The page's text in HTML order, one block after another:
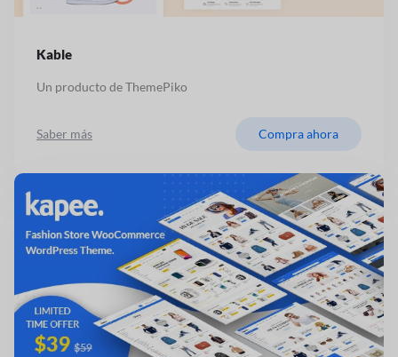
Kable
Un producto de ThemePiko
Saber más Compra ahora